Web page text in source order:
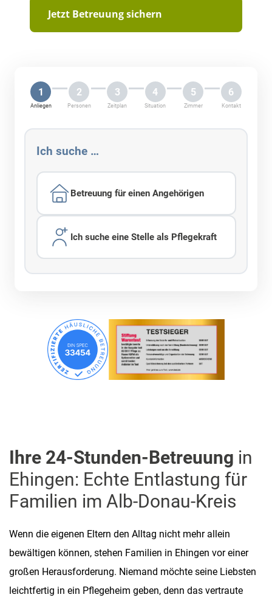
Jetzt Betreuung sichern
1
Anliegen
2
Personen
3
Zeitplan
4
Situation
5
Zimmer
6
Kontakt
Ich suche …
Betreuung für einen Angehörigen
Ich suche eine Stelle als Pflegekraft
Ihre 24-Stunden-Betreuung in
Ehingen: Echte Entlastung für
Familien im Alb-Donau-Kreis
Wenn die eigenen Eltern den Alltag nicht mehr allein
bewältigen können, stehen Familien in Ehingen vor einer
großen Herausforderung. Niemand möchte seine Liebsten
leichtfertig in ein Pflegeheim geben, denn das vertraute